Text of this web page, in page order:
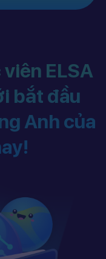
ELSA
bắt đầu
Anh của